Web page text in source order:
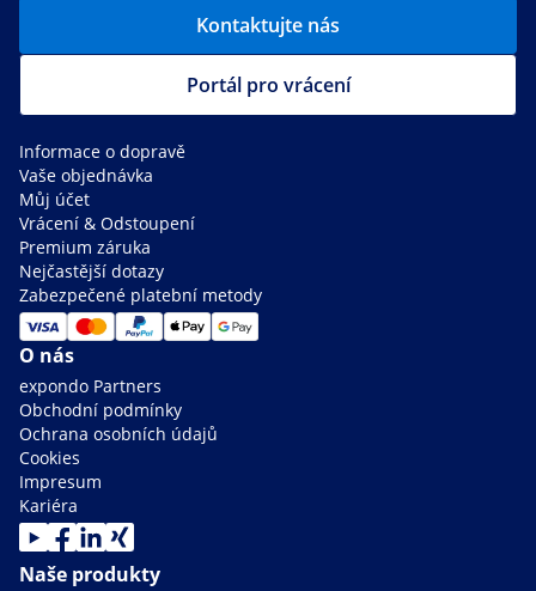
Kontaktujte nás
Portál pro vrácení
Informace o dopravě
Vaše objednávka
Můj účet
Vrácení & Odstoupení
Premium záruka
Nejčastější dotazy
Zabezpečené platební metody
O nás
expondo Partners
Obchodní podmínky
Ochrana osobních údajů
Cookies
Impresum
Kariéra
Naše produkty